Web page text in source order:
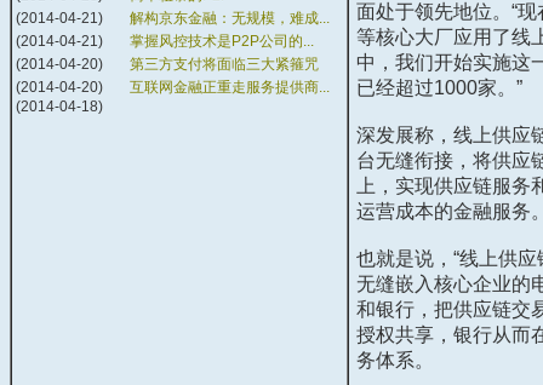
(2014-04-21)
解构京东金融：无规模，难成...
(2014-04-21)
掌握风控技术是P2P公司的...
(2014-04-20)
第三方支付将面临三大紧箍咒
(2014-04-20)
互联网金融正重走服务提供商...
(2014-04-18)
面处于领先地位。“
等核心大厂应用了线
中，我们开始实施这
已经超过1000家。”
深发展称，线上供应
台无缝衔接，将供应
上，实现供应链服
运营成本的金融服务
也就是说，“线上供
无缝嵌入核心企业的
和银行，把供应链交
授权共享，银行从而
务体系。